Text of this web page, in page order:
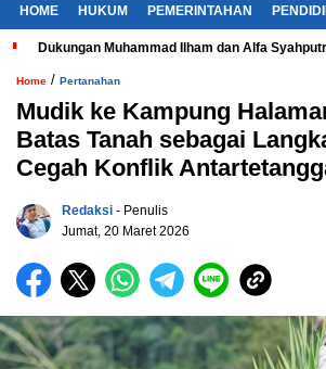
HOME HUKUM PEMERINTAHAN
Dukungan Muhammad Ilham dan Alfa
Home / Pertanahan
Mudik ke Kampung
Batas Tanah sebagai
Cegah Konflik
Redaksi - Penulis
Jumat, 20 Maret 2026